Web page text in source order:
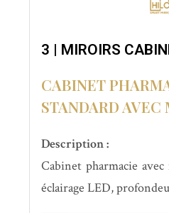
3 | MIROIRS
CABINET
STANDARD AVEC
Description :
Cabinet pharmacie
éclairage LED,